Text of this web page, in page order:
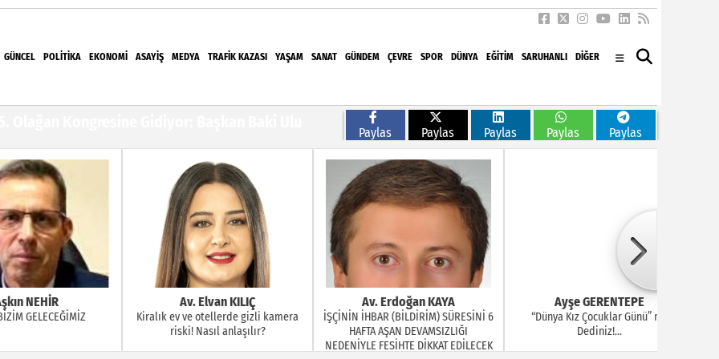
GÜNCEL POLITIKA EKONOMI ASAYIŞ MEDYA TRAFIK KAZASI YAŞAM SANAT GÜNDEM ÇEVRE SPOR DÜNYA EĞITIM SARUHANLI DİĞER
İncelemelerde Bulundu, Develi
açıklama
hayattan kopardı
Av. Elvan KILIÇ
Kiralık ev ve otellerde gizli kamera
riski! Nasıl anlaşılır?
Av. Erdoğan KAYA
İŞÇİNİN İHBAR (BİLDİRİM) SÜRESİNİ 6
HAFTA AŞAN DEVAMSIZLIĞI
NEDENİYLE FESİHTE DİKKAT EDİLECEK
Ayşe GERENTEPE
“Dünya Kız Çocuklar Günü” mü
Dediniz!...
Paylas Paylas Paylas Paylas Paylas